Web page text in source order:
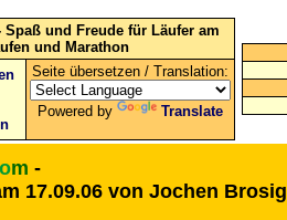
Spaß und Freude für Läufer am
und Marathon
Seite übersetzen / Translation:
Powered by Translate
m -
17.09.06 von Jochen Brosig